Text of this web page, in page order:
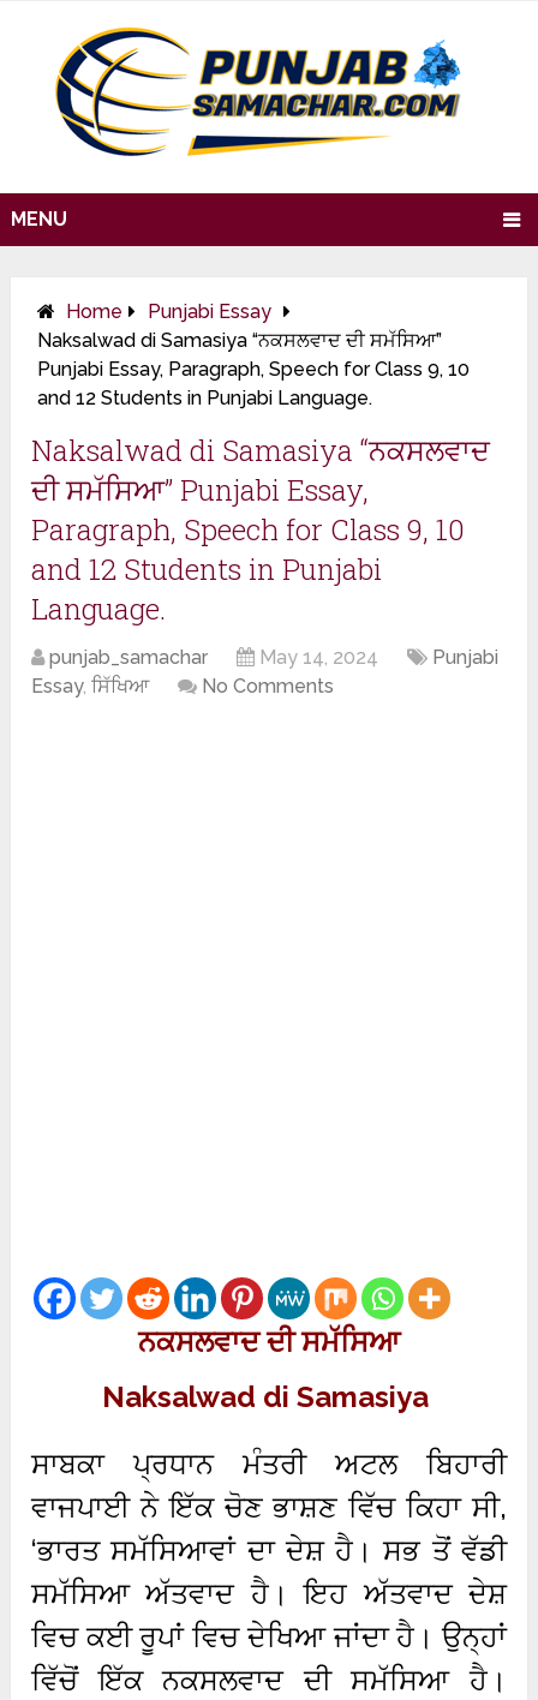
MENU
Home
Punjabi Essay
Naksalwad di Samasiya “ਨਕਸਲਵਾਦ ਦੀ ਸਮੱਸਿਆ”
Punjabi Essay, Paragraph, Speech for Class 9, 10
and 12 Students in Punjabi Language.
Naksalwad di Samasiya “ਨਕਸਲਵਾਦ
ਦੀ ਸਮੱਸਿਆ” Punjabi Essay,
Paragraph, Speech for Class 9, 10
and 12 Students in Punjabi
Language.
punjab_samachar May 14, 2024
Punjabi
Essay,ਸਿੱਖਿਆ No Comments
ਨਕਸਲਵਾਦ ਦੀ ਸਮੱਸਿਆ
Naksalwad di Samasiya
ਸਾਬਕਾ ਪ੍ਰਧਾਨ ਮੰਤਰੀ ਅਟਲ ਬਿਹਾਰੀ
ਵਾਜਪਾਈ ਨੇ ਇੱਕ ਚੋਣ ਭਾਸ਼ਣ ਵਿੱਚ ਕਿਹਾ ਸੀ,
‘ਭਾਰਤ ਸਮੱਸਿਆਵਾਂ ਦਾ ਦੇਸ਼ ਹੈ। ਸਭ ਤੋਂ ਵੱਡੀ
ਸਮੱਸਿਆ ਅੱਤਵਾਦ ਹੈ। ਇਹ ਅੱਤਵਾਦ ਦੇਸ਼
ਵਿਚ ਕਈ ਰੂਪਾਂ ਵਿਚ ਦੇਖਿਆ ਜਾਂਦਾ ਹੈ। ਉਨ੍ਹਾਂ
ਵਿੱਚੋਂ ਇੱਕ ਨਕਸਲਵਾਦ ਦੀ ਸਮੱਸਿਆ ਹੈ।